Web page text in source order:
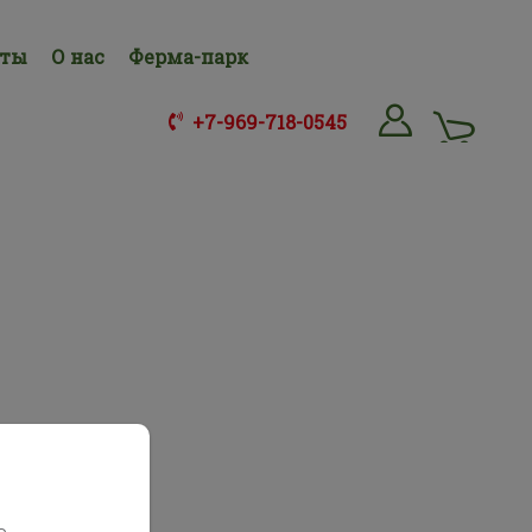
О нас Ферма-парк
+7-969-718-0545